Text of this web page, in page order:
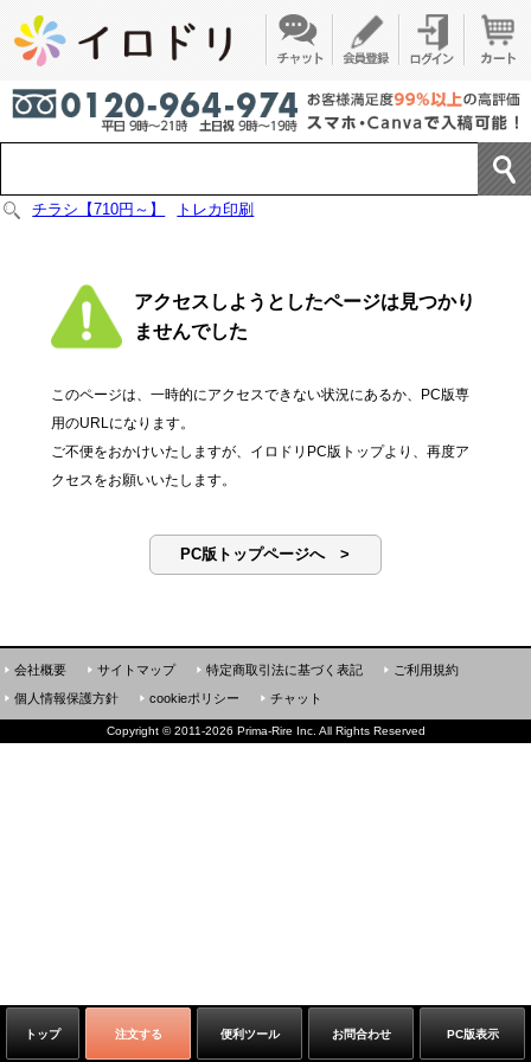
チラシ【710円～】 トレカ印刷
アクセスしようとしたページは見つかり
ませんでした
このページは、一時的にアクセスできない状況にあるか、PC版専
用のURLになります。
ご不便をおかけいたしますが、イロドリPC版トップより、再度ア
クセスをお願いいたします。
PC版トップページへ >
トップ 注文する 便利ツール お問合わせ PC版表示
会社概要 サイトマップ 特定商取引法に基づく表記
ご利用規約
個人情報保護方針
cookieポリシー チャット
Copyright ©2011-2026 Prima-Rire Inc. All Rights Reserved